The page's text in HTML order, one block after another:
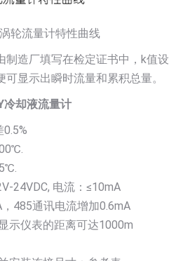
轮流量计特性曲线
制造厂填写在检定证书中，k值设
显示出瞬时流量和累积总量。
冷却液流量计
24VDC, 电流：≤10mA
485通讯电流增加0.6mA
示仪表的距离可达1000m